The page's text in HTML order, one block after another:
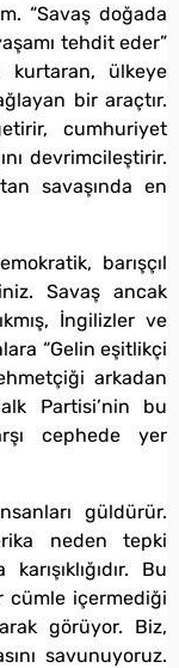
“Savaş doğada
tehdit eder”
kurtaran, ülkeye
bir araçtır.
cumhuriyet
devrimcileştirir.
savaşında en
barışçıl
Savaş ancak
İngilizler ve
“Gelin eşitlikçi
arkadan
Partisi’nin bu
cephede yer
güldürür.
neden tepki
Bu
cümle içermediği
görüyor. Biz,
savunuyoruz.